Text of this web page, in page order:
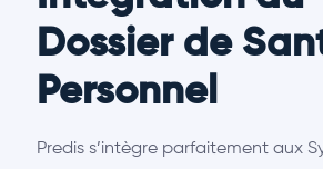
Dossier de
Personnel
Predis s’intègre parfaitement aux